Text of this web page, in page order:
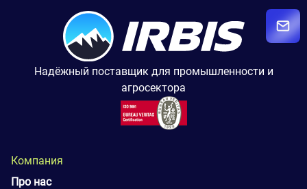
Надёжный поставщик для промышленности и
агросектора
Компания
Про нас